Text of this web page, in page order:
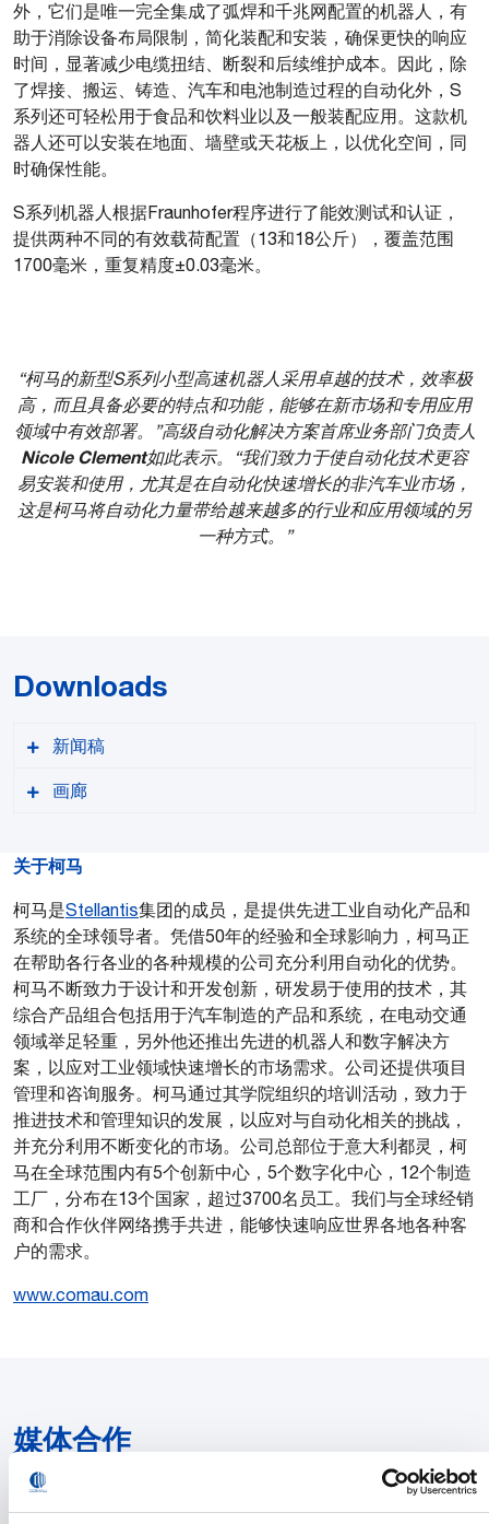
外，它们是唯一完全集成了弧焊和千兆网配置的机器人，有
助于消除设备布局限制，简化装配和安装，确保更快的响应
时间，显著减少电缆扭结、断裂和后续维护成本。因此，除
了焊接、搬运、铸造、汽车和电池制造过程的自动化外，S
系列还可轻松用于食品和饮料业以及一般装配应用。这款机
器人还可以安装在地面、墙壁或天花板上，以优化空间，同
时确保性能。
S系列机器人根据Fraunhofer程序进行了能效测试和认证，
提供两种不同的有效载荷配置（13和18公斤），覆盖范围
1700毫米，重复精度±0.03毫米。
“柯马的新型S系列小型高速机器人采用卓越的技术，效率极
高，而且具备必要的特点和功能，能够在新市场和专用应用
领域中有效部署。”高级自动化解决方案首席业务部门负责人
Nicole Clement如此表示。
“我们致力于使自动化技术更容
易安装和使用，尤其是在自动化快速增长的非汽车业市场，
这是柯马将自动化力量带给越来越多的行业和应用领域的另
一种方式。”
Downloads
新闻稿
PDF format
画廊
关于柯马
柯马是Stellantis集团的成员，是提供先进工业自动化产品和
系统的全球领导者。凭借50年的经验和全球影响力，柯马正
在帮助各行各业的各种规模的公司充分利用自动化的优势。
柯马不断致力于设计和开发创新，研发易于使用的技术，其
综合产品组合包括用于汽车制造的产品和系统，在电动交通
领域举足轻重，另外他还推出先进的机器人和数字解决方
案，以应对工业领域快速增长的市场需求。公司还提供项目
管理和咨询服务。柯马通过其学院组织的培训活动，致力于
推进技术和管理知识的发展，以应对与自动化相关的挑战，
并充分利用不断变化的市场。公司总部位于意大利都灵，柯
马在全球范围内有5个创新中心，5个数字化中心，12个制造
工厂，分布在13个国家，超过3700名员工。我们与全球经销
商和合作伙伴网络携手共进，能够快速响应世界各地各种客
户的需求。
www.comau.com
媒体合作
您可以在下方输入您的联系方式，与我们的新闻办公室和媒